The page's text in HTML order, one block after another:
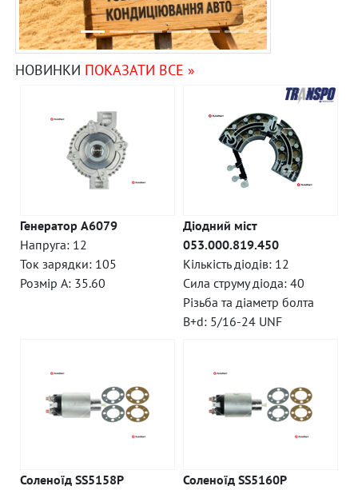
НОВИНКИ ПОКАЗАТИ ВСЕ »
Генератор A6079
Напруга: 12
Ток зарядки: 105
Розмір A: 35.60
Діодний міст
053.000.819.450
Кількість діодів: 12
Сила струму діода: 40
Різьба та діаметр болта
B+d: 5/16-24 UNF
Соленоїд SS5158P
Соленоїд SS5160P